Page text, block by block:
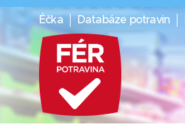
Éčka Databáze potravin